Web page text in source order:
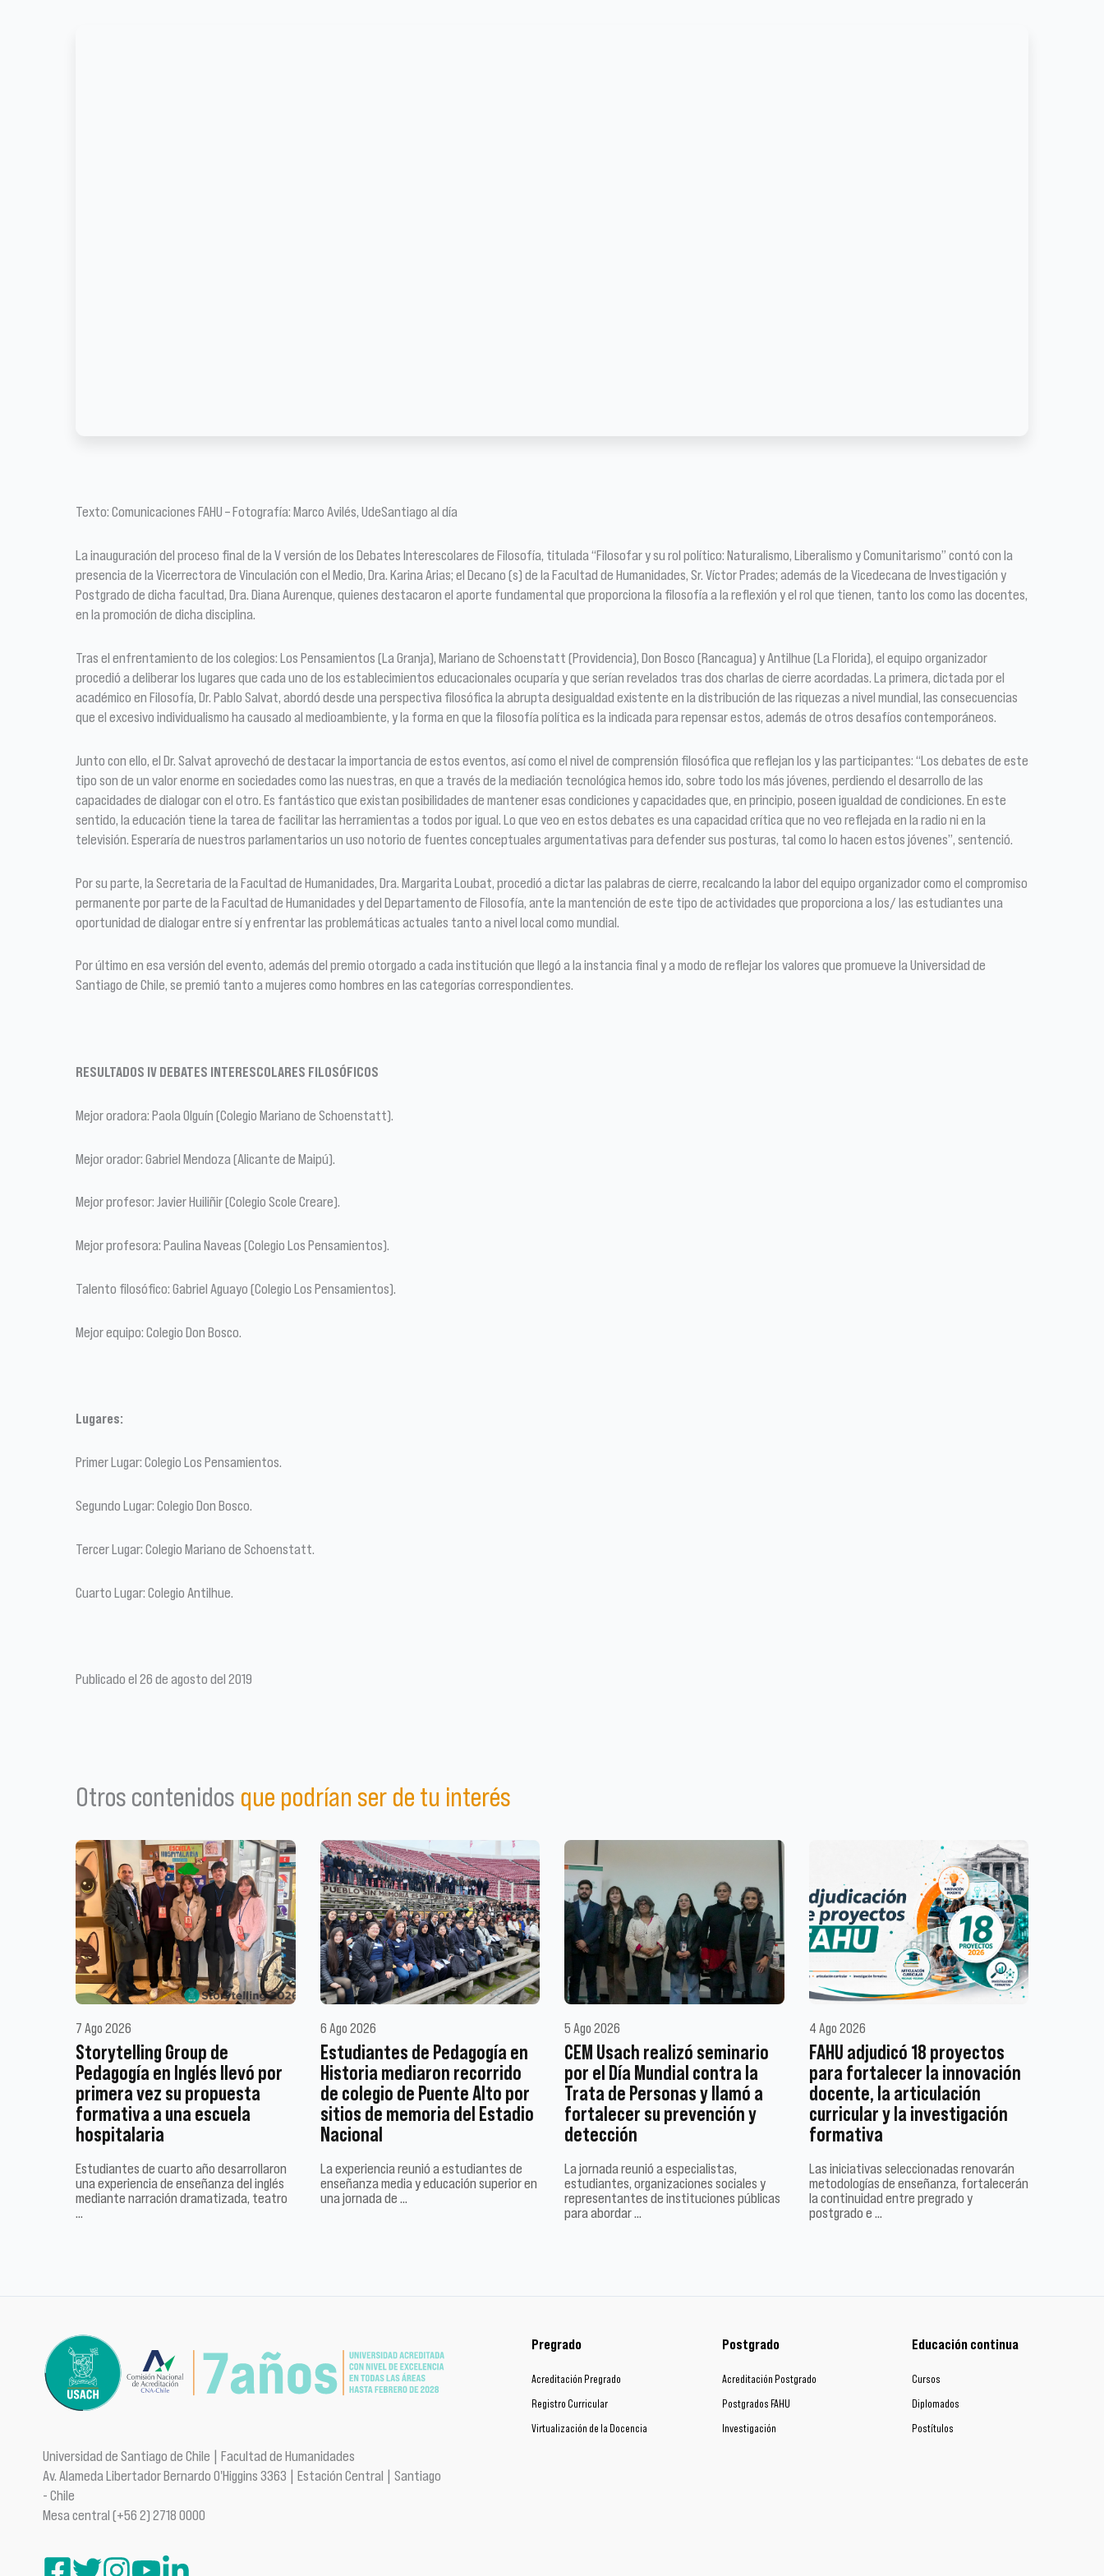
Texto: Comunicaciones FAHU – Fotografía: Marco Avilés, UdeSantiago al día
La inauguración del proceso final de la V versión de los Debates Interescolares de Filosofía, titulada “Filosofar y su rol político: Naturalismo, Liberalismo y Comunitarismo” contó con la
presencia de la Vicerrectora de Vinculación con el Medio, Dra. Karina Arias; el Decano (s) de la Facultad de Humanidades, Sr. Víctor Prades; además de la Vicedecana de Investigación y
Postgrado de dicha facultad, Dra. Diana Aurenque, quienes destacaron el aporte fundamental que proporciona la filosofía a la reflexión y el rol que tienen, tanto los como las docentes,
en la promoción de dicha disciplina.
Tras el enfrentamiento de los colegios: Los Pensamientos (La Granja), Mariano de Schoenstatt (Providencia), Don Bosco (Rancagua) y Antilhue (La Florida), el equipo organizador
procedió a deliberar los lugares que cada uno de los establecimientos educacionales ocuparía y que serían revelados tras dos charlas de cierre acordadas. La primera, dictada por el
académico en Filosofía, Dr. Pablo Salvat, abordó desde una perspectiva filosófica la abrupta desigualdad existente en la distribución de las riquezas a nivel mundial, las consecuencias
que el excesivo individualismo ha causado al medioambiente, y la forma en que la filosofía política es la indicada para repensar estos, además de otros desafíos contemporáneos.
Junto con ello, el Dr. Salvat aprovechó de destacar la importancia de estos eventos, así como el nivel de comprensión filosófica que reflejan los y las participantes: “Los debates de este
tipo son de un valor enorme en sociedades como las nuestras, en que a través de la mediación tecnológica hemos ido, sobre todo los más jóvenes, perdiendo el desarrollo de las
capacidades de dialogar con el otro. Es fantástico que existan posibilidades de mantener esas condiciones y capacidades que, en principio, poseen igualdad de condiciones. En este
sentido, la educación tiene la tarea de facilitar las herramientas a todos por igual. Lo que veo en estos debates es una capacidad crítica que no veo reflejada en la radio ni en la
televisión. Esperaría de nuestros parlamentarios un uso notorio de fuentes conceptuales argumentativas para defender sus posturas, tal como lo hacen estos jóvenes”, sentenció.
Por su parte, la Secretaria de la Facultad de Humanidades, Dra. Margarita Loubat, procedió a dictar las palabras de cierre, recalcando la labor del equipo organizador como el compromiso
permanente por parte de la Facultad de Humanidades y del Departamento de Filosofía, ante la mantención de este tipo de actividades que proporciona a los/ las estudiantes una
oportunidad de dialogar entre sí y enfrentar las problemáticas actuales tanto a nivel local como mundial.
Por último en esa versión del evento, además del premio otorgado a cada institución que llegó a la instancia final y a modo de reflejar los valores que promueve la Universidad de
Santiago de Chile, se premió tanto a mujeres como hombres en las categorías correspondientes.
RESULTADOS IV DEBATES INTERESCOLARES FILOSÓFICOS
Mejor oradora: Paola Olguín (Colegio Mariano de Schoenstatt).
Mejor orador: Gabriel Mendoza (Alicante de Maipú).
Mejor profesor: Javier Huiliñir (Colegio Scole Creare).
Mejor profesora: Paulina Naveas (Colegio Los Pensamientos).
Talento filosófico: Gabriel Aguayo (Colegio Los Pensamientos).
Mejor equipo: Colegio Don Bosco.
Lugares:
Primer Lugar: Colegio Los Pensamientos.
Segundo Lugar: Colegio Don Bosco.
Tercer Lugar: Colegio Mariano de Schoenstatt.
Cuarto Lugar: Colegio Antilhue.
Publicado el 26 de agosto del 2019
Otros contenidos que podrían ser de tu interés
7 Ago 2026
Storytelling Group de
Pedagogía en Inglés llevó por
primera vez su propuesta
formativa a una escuela
hospitalaria
Estudiantes de cuarto año desarrollaron
una experiencia de enseñanza del inglés
mediante narración dramatizada, teatro
…
6 Ago 2026
Estudiantes de Pedagogía en
Historia mediaron recorrido
de colegio de Puente Alto por
sitios de memoria del Estadio
Nacional
La experiencia reunió a estudiantes de
enseñanza media y educación superior en
una jornada de …
5 Ago 2026
CEM Usach realizó seminario
por el Día Mundial contra la
Trata de Personas y llamó a
fortalecer su prevención y
detección
La jornada reunió a especialistas,
estudiantes, organizaciones sociales y
representantes de instituciones públicas
para abordar …
4 Ago 2026
FAHU adjudicó 18 proyectos
para fortalecer la innovación
docente, la articulación
curricular y la investigación
formativa
Las iniciativas seleccionadas renovarán
metodologías de enseñanza, fortalecerán
la continuidad entre pregrado y
postgrado e …
Universidad de Santiago de Chile | Facultad de Humanidades
Av. Alameda Libertador Bernardo O'Higgins 3363 | Estación Central | Santiago
- Chile
Mesa central (+56 2) 2718 0000
Pregrado
Acreditación Pregrado
Registro Curricular
Virtualización de la Docencia
Postgrado
Acreditación Postgrado
Postgrados FAHU
Investigación
Educación continua
Cursos
Diplomados
Postítulos